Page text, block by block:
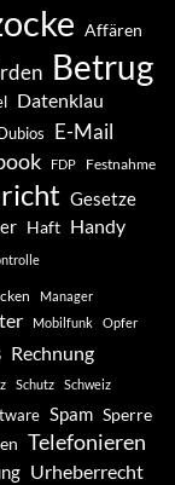
Affären
Betrug
Datenklau
E-Mail
FDP Festnahme
Gesetze
Haft Handy
Manager
Mobilfunk Opfer
Rechnung
Schutz Schweiz
Spam Sperre
Telefonieren
Urheberrecht